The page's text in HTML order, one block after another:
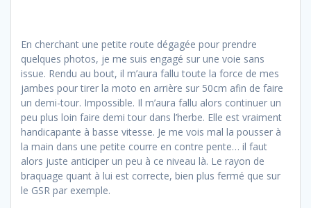
En cherchant une petite route dégagée pour prendre
quelques photos, je me suis engagé sur une voie sans
issue. Rendu au bout, il m’aura fallu toute la force de mes
jambes pour tirer la moto en arrière sur 50cm afin de faire
un demi-tour. Impossible. Il m’aura fallu alors continuer un
peu plus loin faire demi tour dans l’herbe. Elle est vraiment
handicapante à basse vitesse. Je me vois mal la pousser à
la main dans une petite courre en contre pente… il faut
alors juste anticiper un peu à ce niveau là. Le rayon de
braquage quant à lui est correcte, bien plus fermé que sur
le GSR par exemple.